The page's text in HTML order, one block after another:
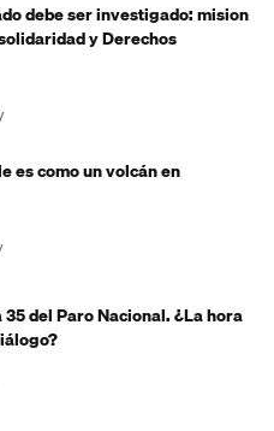
debe ser investigado: mision
y Derechos
es como un volcán en
del Paro Nacional. ¿La hora